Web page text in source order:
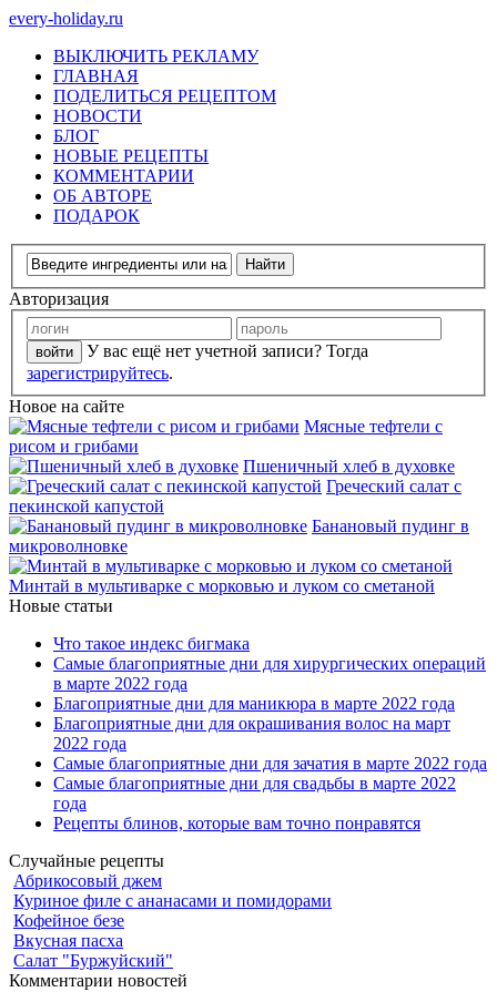
every-holiday.ru
ВЫКЛЮЧИТЬ РЕКЛАМУ
ГЛАВНАЯ
ПОДЕЛИТЬСЯ РЕЦЕПТОМ
НОВОСТИ
БЛОГ
НОВЫЕ РЕЦЕПТЫ
КОММЕНТАРИИ
ОБ АВТОРЕ
ПОДАРОК
Авторизация
У вас ещё нет учетной записи? Тогда
зарегистрируйтесь.
Новое на сайте
Мясные тефтели с
рисом и грибами
Пшеничный хлеб в духовке
Греческий салат с
пекинской капустой
Банановый пудинг в
микроволновке
Минтай в мультиварке с морковью и луком со сметаной
Новые статьи
Что такое индекс бигмака
Самые благоприятные дни для хирургических операций
в марте 2022 года
Благоприятные дни для маникюра в марте 2022 года
Благоприятные дни для окрашивания волос на март
2022 года
Самые благоприятные дни для зачатия в марте 2022 года
Самые благоприятные дни для свадьбы в марте 2022
года
Рецепты блинов, которые вам точно понравятся
Случайные рецепты
Абрикосовый джем
Куриное филе с ананасами и помидорами
Кофейное безе
Вкусная пасха
Салат "Буржуйский"
Комментарии новостей